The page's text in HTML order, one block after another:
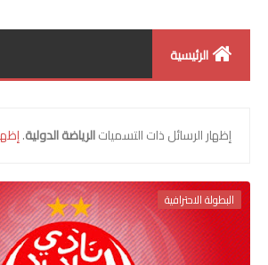
الرئيسية
الرياضة
القسم الأول
القسم الثاني
‏إظهار الرسائل ذات التسمياتالرياضة الدولية.
البطولة الاحترافية